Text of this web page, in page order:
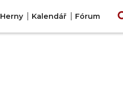
Herny Kalendář Fórum